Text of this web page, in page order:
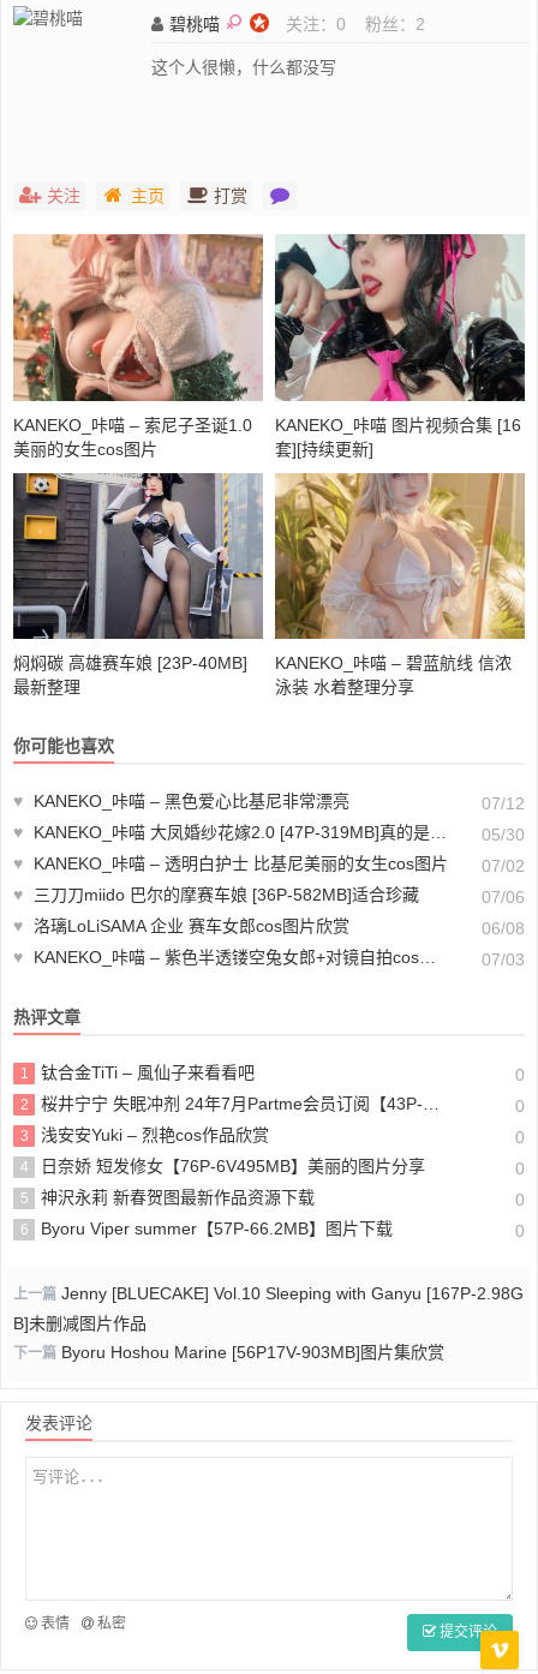
碧桃喵 关注： 0 粉丝： 2
这个人很懒，什么都没写
关注 主页 打赏
KANEKO_咔喵 – 索尼子圣诞1.0
美丽的女生cos图片
KANEKO_咔喵 图片视频合集 [16
套][持续更新]
焖焖碳 高雄赛车娘 [23P-40MB]
最新整理
KANEKO_咔喵 – 碧蓝航线 信浓
泳装 水着整理分享
你可能也喜欢
♥ KANEKO_咔喵 – 黑色爱心比基尼非常漂亮
07/12
♥
KANEKO_咔喵 大凤婚纱花嫁2.0 [47P-319MB]真的是yyds！
05/30
♥
KANEKO_咔喵 – 透明白护士 比基尼美丽的女生cos图片
07/02
♥
三刀刀miido 巴尔的摩赛车娘 [36P-582MB]适合珍藏
07/06
♥
洛璃LoLiSAMA 企业 赛车女郎cos图片欣赏
06/08
♥
KANEKO_咔喵 – 紫色半透镂空兔女郎+对镜自拍cos作品欣赏 07/03
热评文章
1 钛合金TiTi – 風仙子来看看吧 0
2 桜井宁宁 失眠冲剂 24年7月Partme会员订阅【43P-1V355MB】下载欣赏 0
3 浅安安Yuki – 烈艳cos作品欣赏 0
4 日奈娇 短发修女【76P-6V495MB】美丽的图片分享 0
5 神沢永莉 新春贺图最新作品资源下载 0
6 Byoru Viper summer【57P-66.2MB】图片下载 0
上一篇 Jenny [BLUECAKE] Vol.10 Sleeping with Ganyu [167P-2.98G
B]未删减图片作品
下一篇 Byoru Hoshou Marine [56P17V-903MB]图片集欣赏
发表评论
表情 私密 提交评论